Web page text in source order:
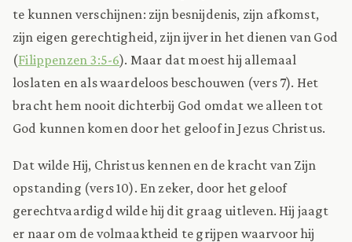
te kunnen verschijnen: zijn besnijdenis, zijn afkomst,
zijn eigen gerechtigheid, zijn ijver in het dienen van God
(Filippenzen 3:5-6). Maar dat moest hij allemaal
loslaten en als waardeloos beschouwen (vers 7). Het
bracht hem nooit dichterbij God omdat we alleen tot
God kunnen komen door het geloof in Jezus Christus.
Dat wilde Hij, Christus kennen en de kracht van Zijn
opstanding (vers 10). En zeker, door het geloof
gerechtvaardigd wilde hij dit graag uitleven. Hij jaagt
er naar om de volmaaktheid te grijpen waarvoor hij